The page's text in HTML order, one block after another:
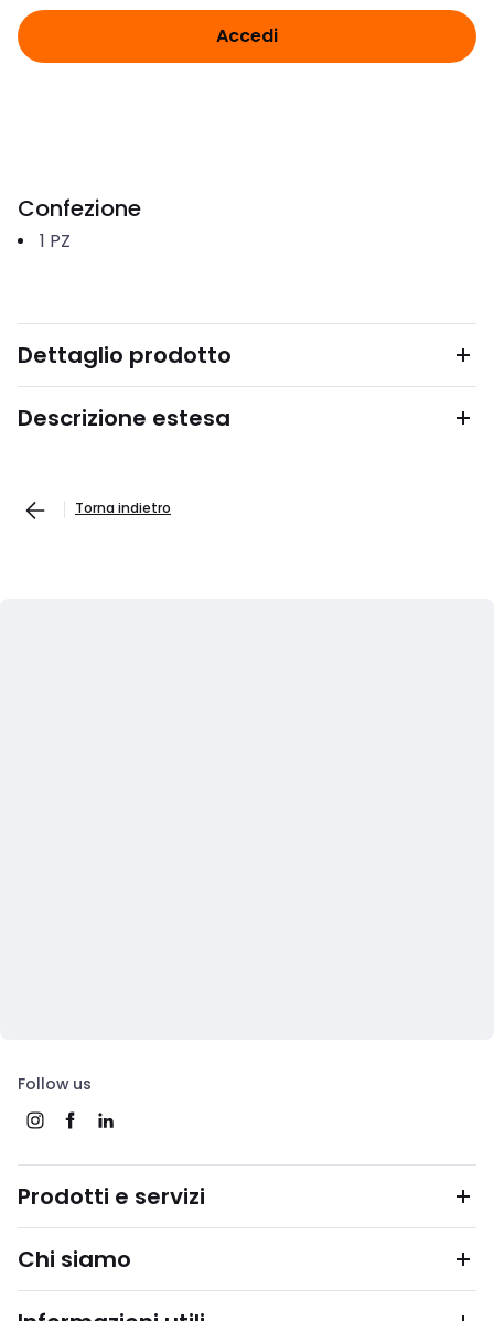
Accedi
Confezione
1 PZ
Dettaglio prodotto
Descrizione estesa
Torna indietro
Follow us
Prodotti e servizi
Chi siamo